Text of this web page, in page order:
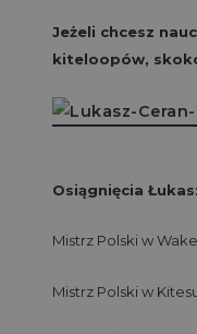
Jeżeli chcesz
kiteloopów,
Osiągnięcia
Mistrz Polski w
Mistrz Polski w